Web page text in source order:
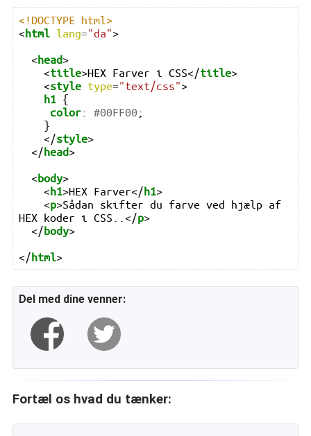
<!DOCTYPE html>
<html lang="da">
<head>
<title>HEX Farver i CSS</title>
<style type="text/css">
h1
{
color: #00FF00;
}
</style>
</head>
<body>
<h1>HEX Farver</h1>
<p>Sådan skifter du farve ved hjælp af
HEX koder i CSS..</p>
</body>
</html >
Del med dine venner:
Fortæl os hvad du tænker: